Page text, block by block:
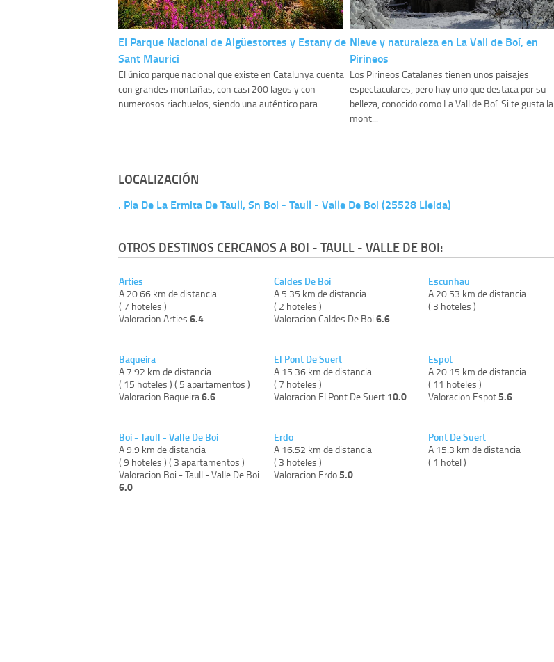
El Parque Nacional de Aigüestortes y Estany de
Sant Maurici
El único parque nacional que existe en Catalunya cuenta
con grandes montañas, con casi 200 lagos y con
numerosos riachuelos, siendo una auténtico para...
Nieve y naturaleza en La Vall de Boí, en
Pirineos
Los Pirineos Catalanes tienen unos paisajes
espectaculares, pero hay uno que destaca por su
belleza, conocido como La Vall de Boí. Si te gusta la
mont...
LOCALIZACIÓN
. Pla De La Ermita De Taull, Sn Boi - Taull - Valle De Boi (25528 Lleida)
OTROS DESTINOS CERCANOS A BOI - TAULL - VALLE DE BOI:
Arties
A 20.66 km de distancia
( 7 hoteles )
Valoracion Arties 6.4
Baqueira
A 7.92 km de distancia
( 15 hoteles ) ( 5 apartamentos )
Valoracion Baqueira6.6
Boi - Taull - Valle De Boi
A 9.9 km de distancia
( 9 hoteles ) ( 3 apartamentos )
Valoracion Boi - Taull - Valle De Boi
6.0
Caldes De Boi
A 5.35 km de distancia
( 2 hoteles )
Valoracion Caldes De Boi 6.6
El Pont De Suert
A 15.36 km de distancia
( 7 hoteles )
Valoracion El Pont De Suert 10.0
Erdo
A 16.52 km de distancia
( 3 hoteles )
Valoracion Erdo5.0
Escunhau
A 20.53 km de distancia
( 3 hoteles )
Espot
A 20.15 km de distancia
( 11 hoteles )
Valoracion Espot5.6
Pont De Suert
A 15.3 km de distancia
( 1 hotel )